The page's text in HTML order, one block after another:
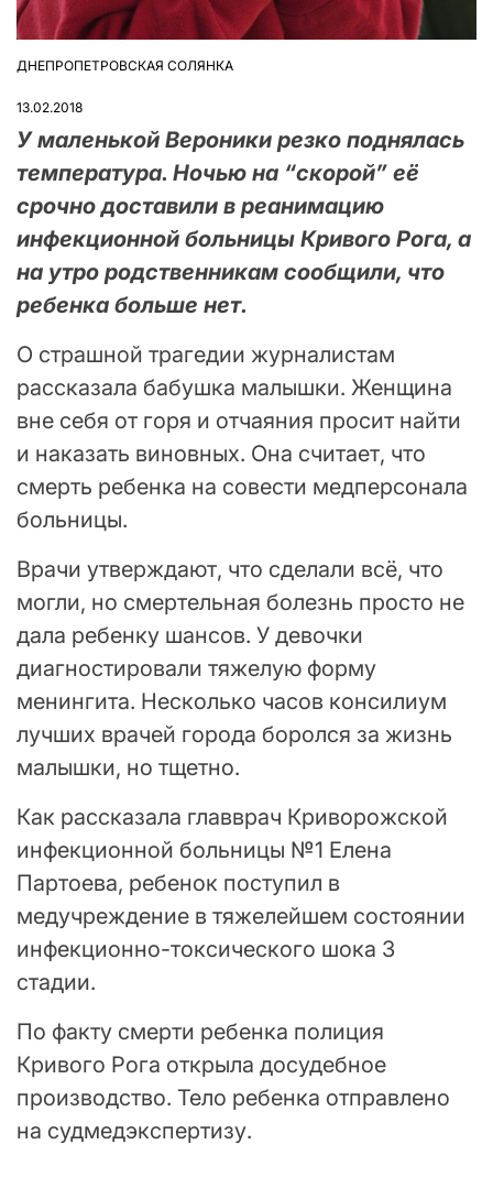
ОПУБЛІКУВАТИ
ДНЕПРОПЕТРОВСКАЯ СОЛЯНКА
13.02.2018
У маленькой Вероники резко поднялась
температура. Ночью на “скорой” её
срочно доставили в реанимацию
инфекционной больницы Кривого Рога, а
на утро родственникам сообщили, что
ребенка больше нет.
О страшной трагедии журналистам
рассказала бабушка малышки. Женщина
вне себя от горя и отчаяния просит найти
и наказать виновных. Она считает, что
смерть ребенка на совести медперсонала
больницы.
Врачи утверждают, что сделали всё, что
могли, но смертельная болезнь просто не
дала ребенку шансов. У девочки
диагностировали тяжелую форму
менингита. Несколько часов консилиум
лучших врачей города боролся за жизнь
малышки, но тщетно.
Как рассказала главврач Криворожской
инфекционной больницы №1 Елена
Партоева, ребенок поступил в
медучреждение в тяжелейшем состоянии
инфекционно-токсического шока 3
стадии.
По факту смерти ребенка полиция
Кривого Рога открыла досудебное
производство. Тело ребенка отправлено
на судмедэкспертизу.